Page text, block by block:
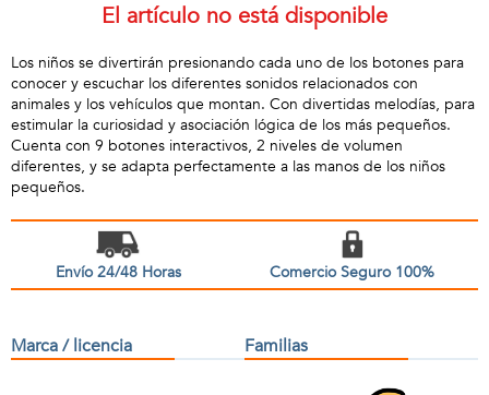
El artículo no está disponible
Los niños se divertirán presionando cada uno de los botones para
conocer y escuchar los diferentes sonidos relacionados con
animales y los vehículos que montan. Con divertidas melodías, para
estimular la curiosidad y asociación lógica de los más pequeños.
Cuenta con 9 botones interactivos, 2 niveles de volumen
diferentes, y se adapta perfectamente a las manos de los niños
pequeños.
Envío 24/48 Horas Comercio Seguro 100%
Marca / licencia Familias